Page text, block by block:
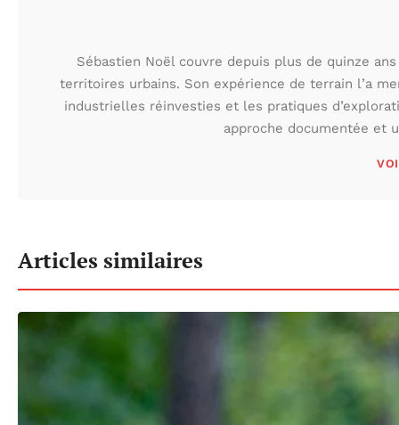
Sébastien Noël couvre depuis plus de quinze
territoires urbains. Son expérience de terrain l’a
industrielles réinvesties et les pratiques
approche documentée et
Articles similaires